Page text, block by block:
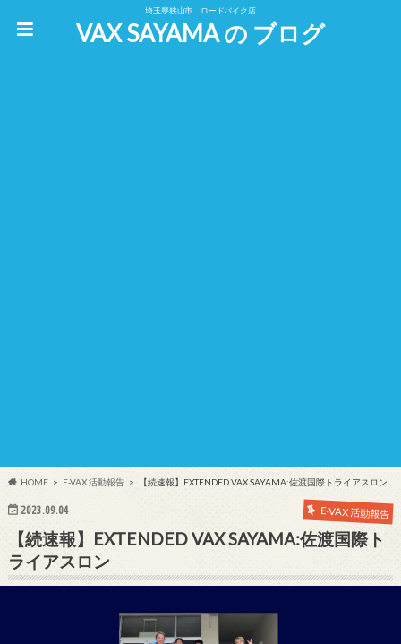
埼玉県狭山市 ロードバイク店
VAX SAYAMA の ブログ
HOME E-VAX 活動報告 【続速報】EXTENDED VAX SAYAMA:佐渡国際トライアスロン
2023.09.04 E-VAX 活動報告
【続速報】EXTENDED VAX SAYAMA:佐渡国際ト
ライアスロン